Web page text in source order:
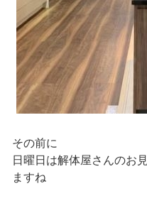
その前に
日曜日は解体屋さんのお
ますね